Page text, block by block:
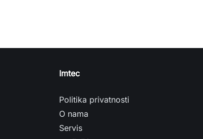
Imtec
Politika privatnosti
O nama
Servis